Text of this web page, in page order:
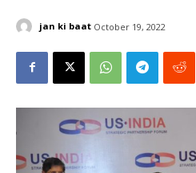
jan ki baat October 19, 2022